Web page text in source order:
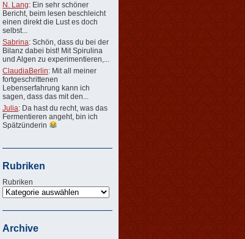
N. Lang: Ein sehr schöner
Bericht, beim lesen beschleicht
einen direkt die Lust es doch
selbst...
Sabrina: Schön, dass du bei der
Bilanz dabei bist! Mit Spirulina
und Algen zu experimentieren,...
ClaudiaBerlin: Mit all meiner
fortgeschrittenen
Lebenserfahrung kann ich
sagen, dass das mit den...
Julia: Da hast du recht, was das
Fermentieren angeht, bin ich
Spätzünderin
Rubriken
Rubriken
Archive